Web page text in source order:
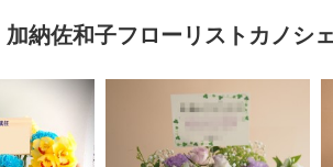
加納佐和子フローリストカノシェ